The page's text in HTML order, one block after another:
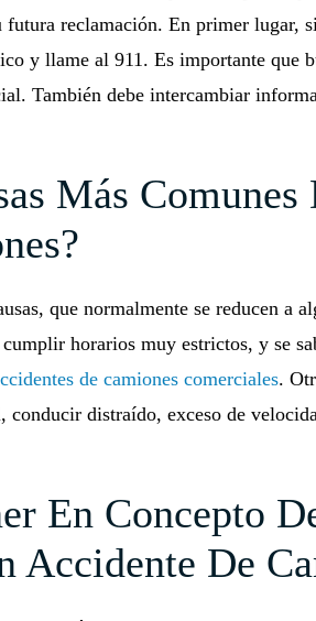
reclamación. En primer lugar,
y llame al 911. Es importante que
También debe intercambiar
Más Comunes
que normalmente se reducen a
horarios muy estrictos, y se
de camiones comerciales.
distraído, exceso de
En Concepto
Accidente De